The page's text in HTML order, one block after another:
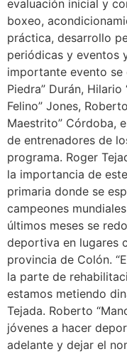
evaluación inicial y
boxeo,
práctica, desarrollo
periódicas y eventos
importante evento se
Piedra” Durán, Hilario
Felino” Jones,
Maestrito” Córdoba,
de entrenadores de
programa. Roger
la importancia de
primaria donde se
campeones
últimos meses se
deportiva en lugares
provincia de Colón.
la parte de
estamos metiendo
Tejada. Roberto
jóvenes a hacer
adelante y dejar el